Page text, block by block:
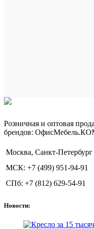
Розничная и оптовая
брендов:
Москва, Санкт-Петербург
МСК: +7 (499) 951-94-91
СПб: +7 (812) 629-54-91
Новости: